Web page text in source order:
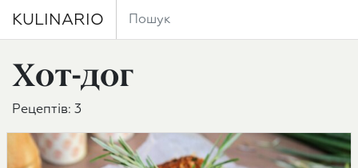
KULINARIO
Хот-дог
Рецептів: 3